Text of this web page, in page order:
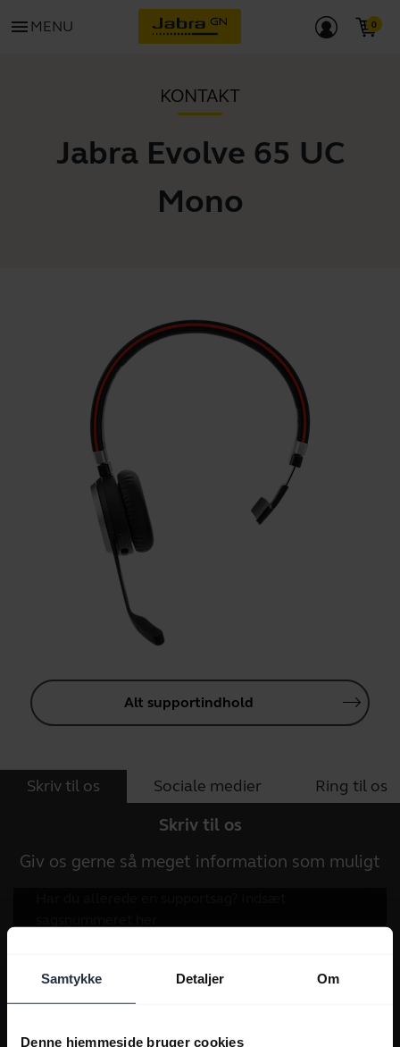
Samtykke Detaljer Om
Denne hjemmeside bruger cookies
menu MENU
KONTAKT
Jabra Evolve 65 UC
Mono
Alt supportindhold
Skriv til os Sociale medier Ring til os
Skriv til os
Giv os gerne så meget information som muligt